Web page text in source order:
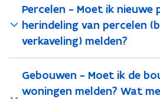
Percelen - Moet ik nieuwe
herindeling van percelen
verkaveling) melden?
Gebouwen - Moet ik de
woningen melden? Wat